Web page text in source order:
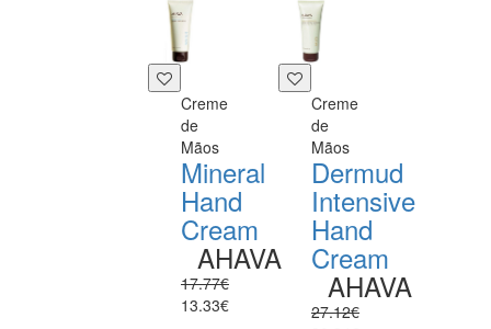
Creme
de
Mãos
Mineral
Hand
Cream
AHAVA
17.77€
13.33€
Creme
de
Mãos
Dermud
Intensive
Hand
Cream
AHAVA
27.12€